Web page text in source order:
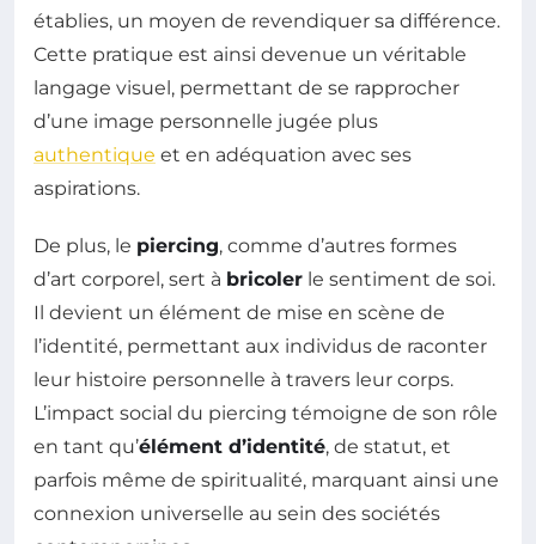
établies, un moyen de revendiquer sa différence.
Cette pratique est ainsi devenue un véritable
langage visuel, permettant de se rapprocher
d’une image personnelle jugée plus
authentique et en adéquation avec ses
aspirations.
De plus, le piercing, comme d’autres formes
d’art corporel, sert à bricoler le sentiment de soi.
Il devient un élément de mise en scène de
l’identité, permettant aux individus de raconter
leur histoire personnelle à travers leur corps.
L’impact social du piercing témoigne de son rôle
en tant qu’élément d’identité, de statut, et
parfois même de spiritualité, marquant ainsi une
connexion universelle au sein des sociétés